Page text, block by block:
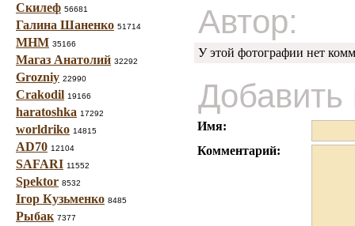
Скилеф 56681
Галина Шаненко 51714
МНМ 35166
Магаз Анатолий 32292
Grozniy 22990
Crakodil 19166
haratoshka 17292
worldriko 14815
AD70 12104
SAFARI 11552
Spektor 8532
Ігор Кузьменко 8485
Рыбак 7377
Автор:
У этой фотографии нет
Имя:
Комментарий: